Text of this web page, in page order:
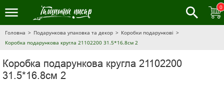
0
Головна Подарункова упаковка та декор
Коробки подарункові
Коробка подарункова кругла 21102200 31.5*16.8см 2
Коробка подарункова кругла 21102200
31.5*16.8см 2